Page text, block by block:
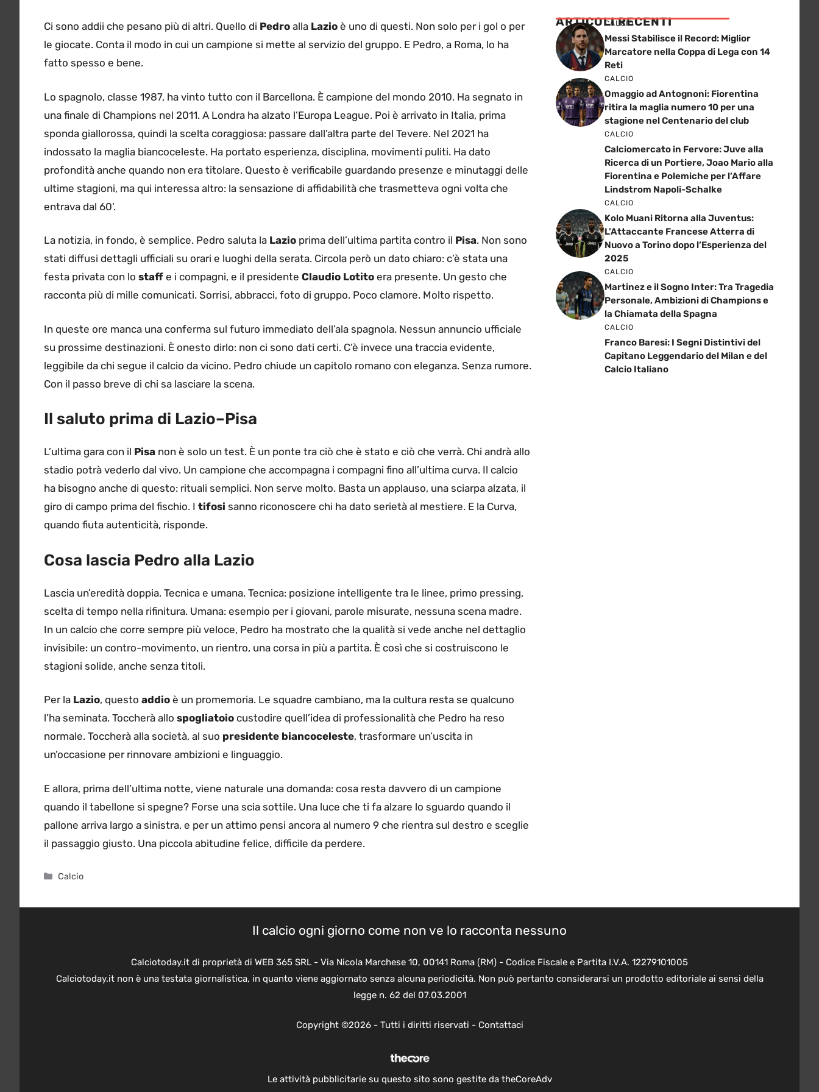
Ci sono addii che pesano più di altri. Quello di Pedro alla Lazio è uno di questi. Non solo per i gol o per
le giocate. Conta il modo in cui un campione si mette al servizio del gruppo. E Pedro, a Roma, lo ha
fatto spesso e bene.
Lo spagnolo, classe 1987, ha vinto tutto con il Barcellona. È campione del mondo 2010. Ha segnato in
una finale di Champions nel 2011. A Londra ha alzato l’Europa League. Poi è arrivato in Italia, prima
sponda giallorossa, quindi la scelta coraggiosa: passare dall’altra parte del Tevere. Nel 2021 ha
indossato la maglia biancoceleste. Ha portato esperienza, disciplina, movimenti puliti. Ha dato
profondità anche quando non era titolare. Questo è verificabile guardando presenze e minutaggi delle
ultime stagioni, ma qui interessa altro: la sensazione di affidabilità che trasmetteva ogni volta che
entrava dal 60’.
La notizia, in fondo, è semplice. Pedro saluta la Lazio prima dell’ultima partita contro il Pisa. Non sono
stati diffusi dettagli ufficiali su orari e luoghi della serata. Circola però un dato chiaro: c’è stata una
festa privata con lo staff e i compagni, e il presidente Claudio Lotito era presente. Un gesto che
racconta più di mille comunicati. Sorrisi, abbracci, foto di gruppo. Poco clamore. Molto rispetto.
In queste ore manca una conferma sul futuro immediato dell’ala spagnola. Nessun annuncio ufficiale
su prossime destinazioni. È onesto dirlo: non ci sono dati certi. C’è invece una traccia evidente,
leggibile da chi segue il calcio da vicino. Pedro chiude un capitolo romano con eleganza. Senza rumore.
Con il passo breve di chi sa lasciare la scena.
Il saluto prima di Lazio–Pisa
L’ultima gara con il Pisa non è solo un test. È un ponte tra ciò che è stato e ciò che verrà. Chi andrà allo
stadio potrà vederlo dal vivo. Un campione che accompagna i compagni fino all’ultima curva. Il calcio
ha bisogno anche di questo: rituali semplici. Non serve molto. Basta un applauso, una sciarpa alzata, il
giro di campo prima del fischio. I tifosi sanno riconoscere chi ha dato serietà al mestiere. E la Curva,
quando fiuta autenticità, risponde.
Cosa lascia Pedro alla Lazio
Lascia un’eredità doppia. Tecnica e umana. Tecnica: posizione intelligente tra le linee, primo pressing,
scelta di tempo nella rifinitura. Umana: esempio per i giovani, parole misurate, nessuna scena madre.
In un calcio che corre sempre più veloce, Pedro ha mostrato che la qualità si vede anche nel dettaglio
invisibile: un contro-movimento, un rientro, una corsa in più a partita. È così che si costruiscono le
stagioni solide, anche senza titoli.
Per la Lazio, questo addio è un promemoria. Le squadre cambiano, ma la cultura resta se qualcuno
l’ha seminata. Toccherà allo spogliatoio custodire quell’idea di professionalità che Pedro ha reso
normale. Toccherà alla società, al suo presidente biancoceleste, trasformare un’uscita in
un’occasione per rinnovare ambizioni e linguaggio.
E allora, prima dell’ultima notte, viene naturale una domanda: cosa resta davvero di un campione
quando il tabellone si spegne? Forse una scia sottile. Una luce che ti fa alzare lo sguardo quando il
pallone arriva largo a sinistra, e per un attimo pensi ancora al numero 9 che rientra sul destro e sceglie
il passaggio giusto. Una piccola abitudine felice, difficile da perdere.
Categorie
Calcio
ARTICOLI RECENTI
CALCIO
Messi Stabilisce il Record: Miglior
Marcatore nella Coppa di Lega con 14
Reti
CALCIO
Omaggio ad Antognoni: Fiorentina
ritira la maglia numero 10 per una
stagione nel Centenario del club
CALCIO
Calciomercato in Fervore: Juve alla
Ricerca di un Portiere, Joao Mario alla
Fiorentina e Polemiche per l’Affare
Lindstrom Napoli-Schalke
CALCIO
Kolo Muani Ritorna alla Juventus:
L’Attaccante Francese Atterra di
Nuovo a Torino dopo l’Esperienza del
2025
CALCIO
Martinez e il Sogno Inter: Tra Tragedia
Personale, Ambizioni di Champions e
la Chiamata della Spagna
CALCIO
Franco Baresi: I Segni Distintivi del
Capitano Leggendario del Milan e del
Calcio Italiano
Il calcio ogni giorno come non ve lo racconta nessuno
Calciotoday.it di proprietà di WEB 365 SRL - Via Nicola Marchese 10, 00141 Roma (RM) - Codice Fiscale e Partita I.V.A. 12279101005
Calciotoday.it non è una testata giornalistica, in quanto viene aggiornato senza alcuna periodicità. Non può pertanto considerarsi un prodotto editoriale ai sensi della
legge n. 62 del 07.03.2001
Copyright ©2026 - Tutti i diritti riservati - Contattaci
Le attività pubblicitarie su questo sito sono gestite da theCoreAdv